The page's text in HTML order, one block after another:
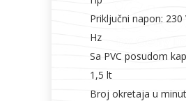
Priključni napon: 230
Hz
Sa PVC posudom
1,5 lt
Broj okretaja u